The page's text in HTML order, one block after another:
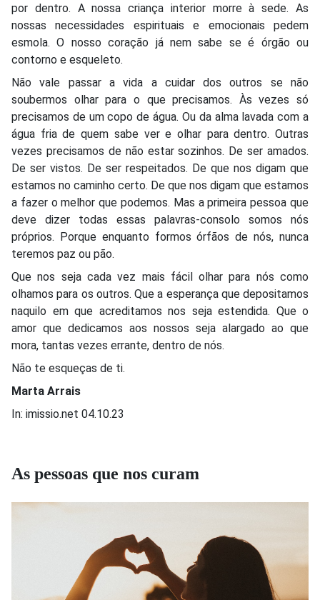
por dentro. A nossa criança interior morre à sede. As
nossas necessidades espirituais e emocionais pedem
esmola. O nosso coração já nem sabe se é órgão ou
contorno e esqueleto.
Não vale passar a vida a cuidar dos outros se não
soubermos olhar para o que precisamos. Às vezes só
precisamos de um copo de água. Ou da alma lavada com a
água fria de quem sabe ver e olhar para dentro. Outras
vezes precisamos de não estar sozinhos. De ser amados.
De ser vistos. De ser respeitados. De que nos digam que
estamos no caminho certo. De que nos digam que estamos
a fazer o melhor que podemos. Mas a primeira pessoa que
deve dizer todas essas palavras-consolo somos nós
próprios. Porque enquanto formos órfãos de nós, nunca
teremos paz ou pão.
Que nos seja cada vez mais fácil olhar para nós como
olhamos para os outros. Que a esperança que depositamos
naquilo em que acreditamos nos seja estendida. Que o
amor que dedicamos aos nossos seja alargado ao que
mora, tantas vezes errante, dentro de nós.
Não te esqueças de ti.
Marta Arrais
In: imissio.net 04.10.23
As pessoas que nos curam